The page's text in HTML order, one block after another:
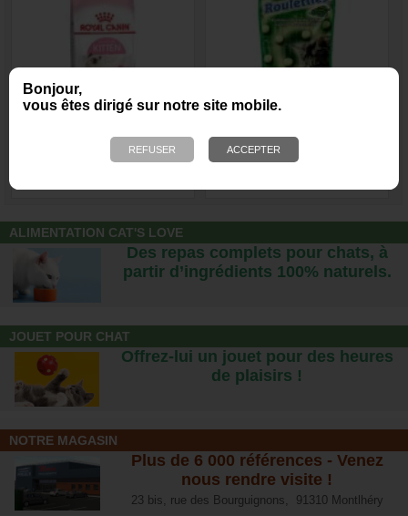
Bonjour,
vous êtes dirigé sur notre site mobile.
Croquettes Royal Canin
Friandise pour chat «
Rouletties Herbe à Chat »
ALIMENTATION CAT'S LOVE
Des repas complets pour chats, à
partir d’ingrédients 100% naturels.
JOUET POUR CHAT
Offrez-lui un jouet pour des heures
de plaisirs !
NOTRE MAGASIN
Plus de 6 000 références - Venez
nous rendre visite !
23 bis, rue des Bourguignons, 91310 Montlhéry